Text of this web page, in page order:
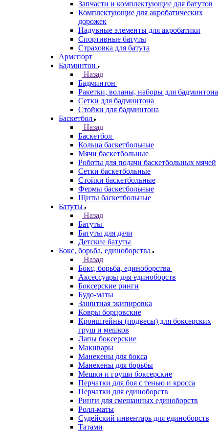
Запчасти и комплектующие для батутов
Комплектующие для акробатических
дорожек
Надувные элементы для акробатики
Спортивные батуты
Страховка для батута
Армспорт
Бадминтон
Назад
Бадминтон
Ракетки, воланы, наборы для бадминтона
Сетки для бадминтона
Стойки для бадминтона
Баскетбол
Назад
Баскетбол
Кольца баскетбольные
Мячи баскетбольные
Роботы для подачи баскетбольных мячей
Сетки баскетбольные
Стойки баскетбольные
Фермы баскетбольные
Щиты баскетбольные
Батуты
Назад
Батуты
Батуты для дачи
Детские батуты
Бокс, борьба, единоборства
Назад
Бокс, борьба, единоборства
Аксессуары для единоборств
Боксерские ринги
Будо-маты
Защитная экипировка
Ковры борцовские
Кронштейны (подвесы) для боксерских
груш и мешков
Лапы боксерские
Макивары
Манекены для бокса
Манекены для борьбы
Мешки и груши боксерские
Перчатки для боя с тенью и кросса
Перчатки для единоборств
Ринги для смешанных единоборств
Ролл-маты
Судейский инвентарь для единоборств
Татами